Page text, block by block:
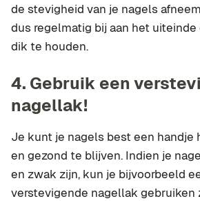
de stevigheid van je nagels
dus regelmatig bij aan het uiteinde
dik te houden.
4. Gebruik een
nagellak!
Je kunt je nagels best een handje
en gezond te blijven. Indien je
en zwak zijn, kun je bijvoorbeeld
verstevigende nagellak gebruiken